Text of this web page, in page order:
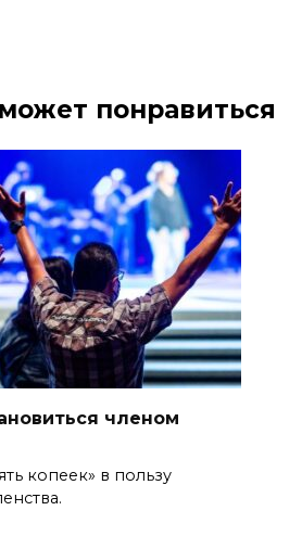
понравиться
членом
копеек» в пользу